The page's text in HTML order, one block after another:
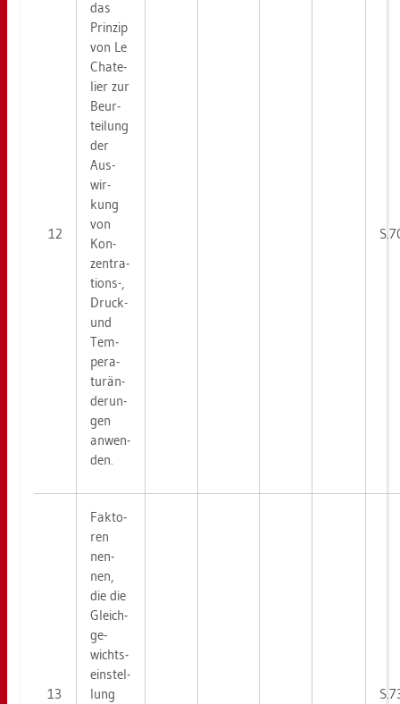
12
das
Prin­zip
von Le
Chate­
lier zur
Be­ur­
tei­lung
der
Aus­
wir­
kung
von
Kon­
zen­tra­
ti­ons-,
Druck-
und
Tem­
pe­ra­
tur­än­
de­run­
gen
an­wen­
den.
13
Fak­to­
ren
nen­
nen,
die die
Gleich­
ge­
wichts­
ein­stel­
lung